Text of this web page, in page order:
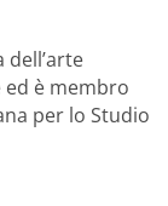
ed è membro
per lo Studio